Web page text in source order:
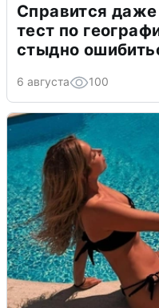
Справится
тест по
стыдно
6 августа 100